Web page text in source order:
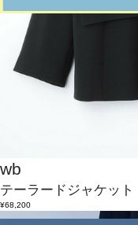
wb
テーラードジャケット
¥68,200